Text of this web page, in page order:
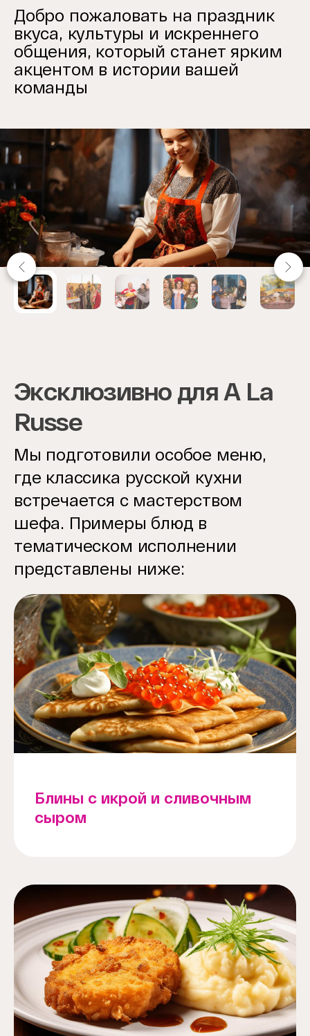
Добро пожаловать на праздник
вкуса, культуры и искреннего
общения, который станет ярким
акцентом в истории вашей
команды
Item
Эксклюзивно для A La
Russe
Мы подготовили особое меню,
где классика русской кухни
встречается с мастерством
шефа. Примеры блюд в
тематическом исполнении
представлены ниже:
Блины с икрой и сливочным
сыром